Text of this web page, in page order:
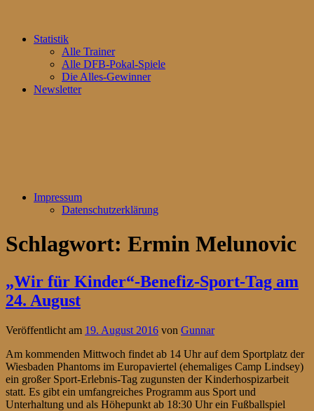
Statistik
Alle Trainer
Alle DFB-Pokal-Spiele
Die Alles-Gewinner
Newsletter
Impressum
Datenschutzerklärung
Schlagwort: Ermin Melunovic
„Wir für Kinder“-Benefiz-Sport-Tag am
24. August
Veröffentlicht am 19. August 2016 von Gunnar
Am kommenden Mittwoch findet ab 14 Uhr auf dem Sportplatz der
Wiesbaden Phantoms im Europaviertel (ehemaliges Camp Lindsey)
ein großer Sport-Erlebnis-Tag zugunsten der Kinderhospizarbeit
statt. Es gibt ein umfangreiches Programm aus Sport und
Unterhaltung und als Höhepunkt ab 18:30 Uhr ein Fußballspiel